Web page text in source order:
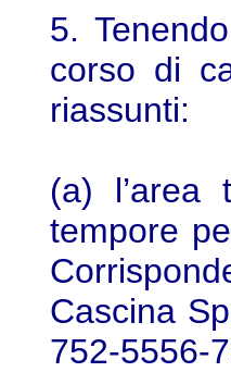
5.
corso di
riassunti:
(a) l’area
tempore
Cascina
752-5556-